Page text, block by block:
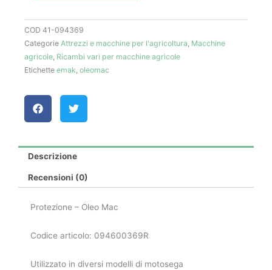
Mac
quantità
COD 41-094369
Categorie Attrezzi e macchine per l'agricoltura, Macchine
agricole, Ricambi vari per macchine agricole
Etichette emak, oleomac
Descrizione
Recensioni (0)
Protezione – Oleo Mac
Codice articolo: 094600369R
Utilizzato in diversi modelli di motosega